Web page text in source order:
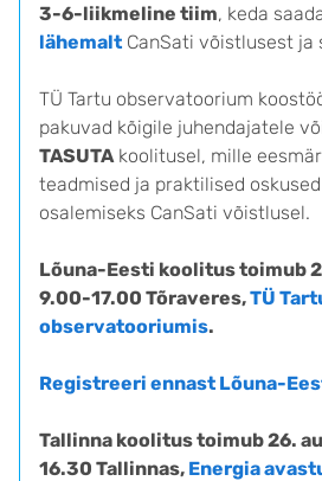
3-6-liikmeline tiim, keda
lähemalt CanSati võistlusest ja
TÜ Tartu observatoorium
pakuvad kõigile juhendajatele
TASUTAkoolitusel, mille
teadmised ja praktilised
osalemiseks CanSati võistlusel.
Lõuna-Eesti koolitus toimub
9.00-17.00 Tõraveres,TÜ
observatooriumis.
Registreeri ennast Lõuna-
Tallinna koolitus toimub 26.
16.30 Tallinnas, Energia